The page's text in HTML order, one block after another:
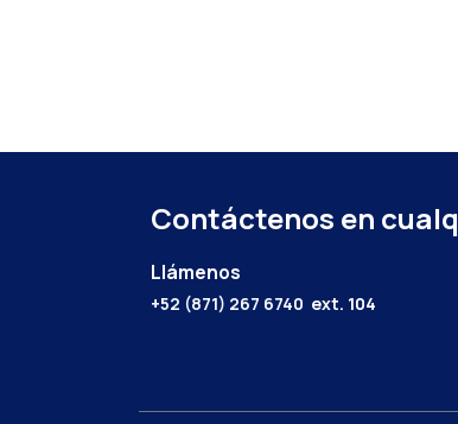
Contáctenos en
Llámenos
+52 (871) 267 6740 ext. 104